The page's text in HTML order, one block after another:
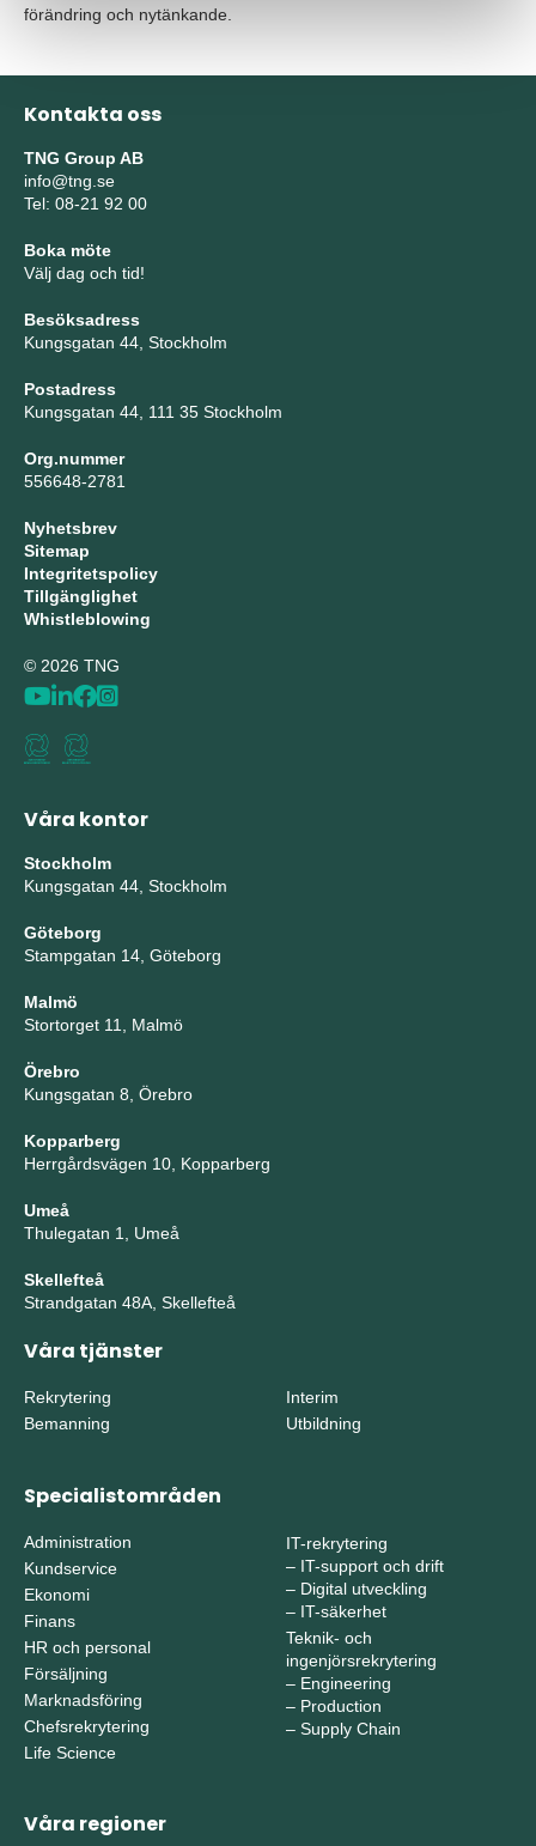
förändring och nytänkande.
Kontakta oss
TNG Group AB
info@tng.se
Tel: 08-21 92 00
Boka möte
Välj dag och tid!
Besöksadress
Kungsgatan 44, Stockholm
Postadress
Kungsgatan 44, 111 35 Stockholm
Org.nummer
556648-2781
Nyhetsbrev
Sitemap
Integritetspolicy
Tillgänglighet
Whistleblowing
© 2026 TNG
Våra kontor
Stockholm
Kungsgatan 44, Stockholm
Göteborg
Stampgatan 14, Göteborg
Malmö
Stortorget 11, Malmö
Örebro
Kungsgatan 8, Örebro
Kopparberg
Herrgårdsvägen 10, Kopparberg
Umeå
Thulegatan 1, Umeå
Skellefteå
Strandgatan 48A, Skellefteå
Våra tjänster
Rekrytering
Bemanning
Interim
Utbildning
Specialistområden
Administration
Kundservice
Ekonomi
Finans
HR och personal
Försäljning
Marknadsföring
Chefsrekrytering
Life Science
IT-rekrytering
– IT-support och drift
– Digital utveckling
– IT-säkerhet
Teknik- och
ingenjörsrekrytering
– Engineering
– Production
– Supply Chain
Våra regioner